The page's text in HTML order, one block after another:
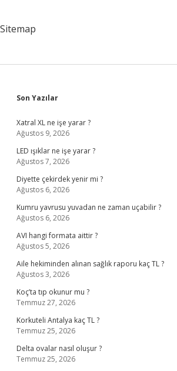
Sitemap
Sidebar
Son Yazılar
Xatral XL ne işe yarar ?
Ağustos 9, 2026
LED ışıklar ne işe yarar ?
Ağustos 7, 2026
Diyette çekirdek yenir mi ?
Ağustos 6, 2026
Kumru yavrusu yuvadan ne zaman uçabilir ?
Ağustos 6, 2026
AVI hangi formata aittir ?
Ağustos 5, 2026
Aile hekiminden alınan sağlık raporu kaç TL ?
Ağustos 3, 2026
Koç’ta tıp okunur mu ?
Temmuz 27, 2026
Korkuteli Antalya kaç TL ?
Temmuz 25, 2026
Delta ovalar nasıl oluşur ?
Temmuz 25, 2026